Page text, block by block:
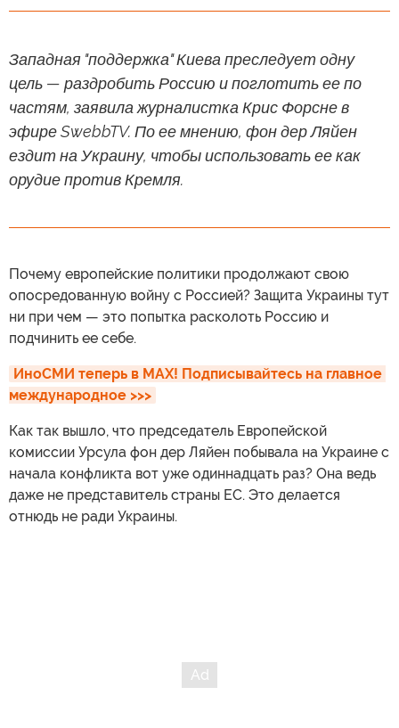
Западная "поддержка" Киева преследует одну
цель — раздробить Россию и поглотить ее по
частям, заявила журналистка Крис Форсне в
эфире SwebbTV. По ее мнению, фон дер Ляйен
ездит на Украину, чтобы использовать ее как
орудие против Кремля.
Почему европейские политики продолжают свою
опосредованную войну с Россией? Защита Украины тут
ни при чем — это попытка расколоть Россию и
подчинить ее себе.
ИноСМИ теперь в MAX! Подписывайтесь на главное
международное >>>
Как так вышло, что председатель Европейской
комиссии Урсула фон дер Ляйен побывала на Украине с
начала конфликта вот уже одиннадцать раз? Она ведь
даже не представитель страны ЕС. Это делается
отнюдь не ради Украины.